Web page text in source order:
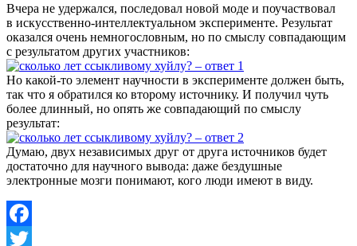
Вчера не удержался, последовал новой моде и поучаствовал
в искусственно-интеллектуальном эксперименте. Результат
оказался очень немногословным, но по смыслу совпадающим
с результатом других участников:
Но какой-то элемент научности в эксперименте должен быть,
так что я обратился ко второму источнику. И получил чуть
более длинный, но опять же совпадающий по смыслу
результат:
Думаю, двух независимых друг от друга источников будет
достаточно для научного вывода: даже бездушные
электронные мозги понимают, кого люди имеют в виду.
Facebook